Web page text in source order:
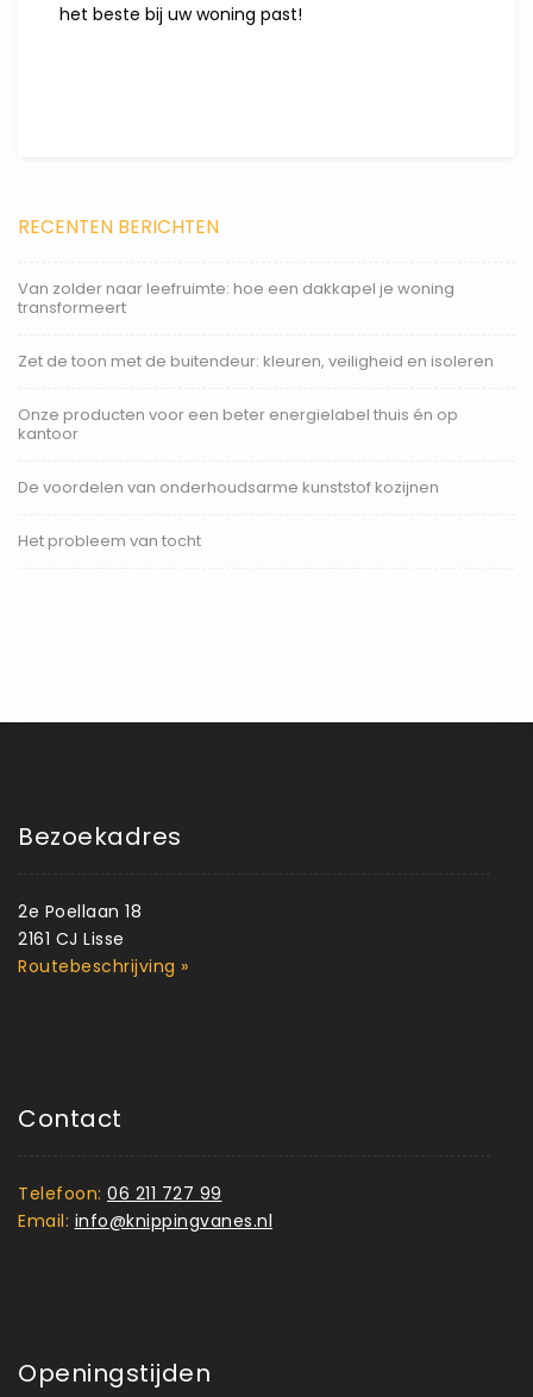
het beste bij uw woning past!
RECENTEN BERICHTEN
Van zolder naar leefruimte: hoe een dakkapel je woning
transformeert
Zet de toon met de buitendeur: kleuren, veiligheid en isoleren
Onze producten voor een beter energielabel thuis én op
kantoor
De voordelen van onderhoudsarme kunststof kozijnen
Het probleem van tocht
Bezoekadres
2e Poellaan 18
2161 CJ Lisse
Routebeschrijving »
Contact
Telefoon: 06 211 727 99
Email: info@knippingvanes.nl
Openingstijden